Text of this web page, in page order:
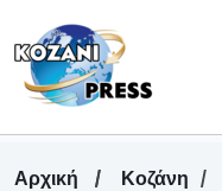
Αρχική Κοζάνη